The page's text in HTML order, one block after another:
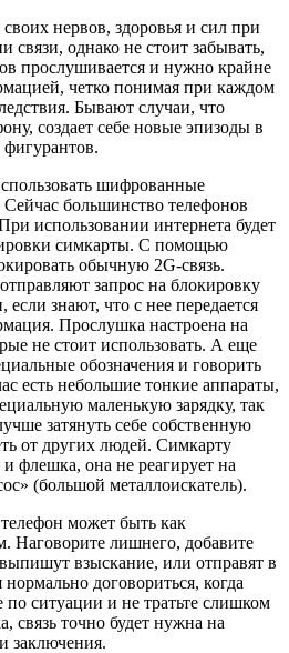
нервов, здоровья и сил при
связи, однако не стоит забывать,
прослушивается и нужно крайне
четко понимая при каждом
Бывают случаи, что
создает себе новые эпизоды в
фигурантов.
шифрованные
большинство телефонов
использовании интернета будет
симкарты. С помощью
обычную 2G-связь.
запрос на блокировку
если знают, что с нее передается
Прослушка настроена на
не стоит использовать. А еще
обозначения и говорить
есть небольшие тонкие аппараты,
маленькую зарядку, так
затянуть себе собственную
от других людей. Симкарту
флешка, она не реагирует на
(большой металлоискатель).
может быть как
Наговорите лишнего, добавите
взыскание, или отправят в
договориться, когда
ситуации и не тратьте слишком
связь точно будет нужна на
заключения.